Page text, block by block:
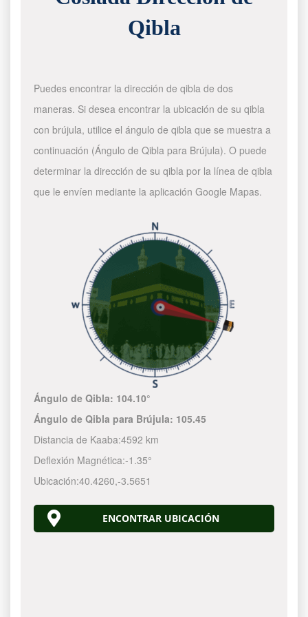
Qibla
Puedes encontrar la dirección de qibla de dos
maneras. Si desea encontrar la ubicación de su qibla
con brújula, utilice el ángulo de qibla que se muestra a
continuación (Ángulo de Qibla para Brújula). O puede
determinar la dirección de su qibla por la línea de qibla
que le envíen mediante la aplicación Google Mapas.
Ángulo de Qibla: 104.10°
Ángulo de Qibla para Brújula: 105.45
Distancia de Kaaba:4592 km
Deflexión Magnética:-1.35°
Ubicación:40.4260,-3.5651
ENCONTRAR UBICACIÓN